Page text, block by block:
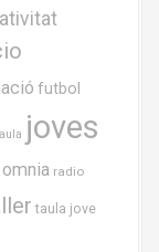
futbol
joves
omnia radio
taula jove